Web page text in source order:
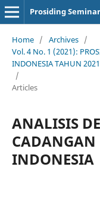
Prosiding
Home / Archives /
Vol. 4 No. 1 (2021):
INDONESIA TAHUN 2021
/
Articles
ANALISIS
CADANGAN
INDONESIA